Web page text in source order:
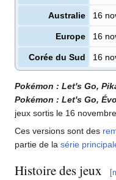
Australie 16
Europe 16
Corée du Sud 16
Pokémon : Let's Go,
Pokémon : Let's Go,
jeux sortis le 16
Ces versions sont des
partie de la série
Histoire des jeux [